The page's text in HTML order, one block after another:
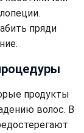
пряди
продукты
волос. В